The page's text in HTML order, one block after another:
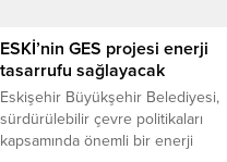
ESKİ’nin GES projesi enerji
tasarrufu sağlayacak
Eskişehir Büyükşehir Belediyesi,
sürdürülebilir çevre politikaları
kapsamında önemli bir enerji